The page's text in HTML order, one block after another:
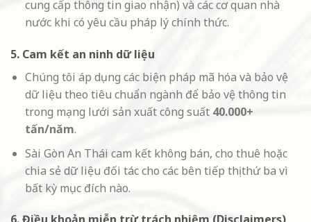
cung cấp thông tin giao nhận) và các cơ quan nhà
nước khi có yêu cầu pháp lý chính thức.
5. Cam kết an ninh dữ liệu
Chúng tôi áp dụng các biện pháp mã hóa và bảo vệ
dữ liệu theo tiêu chuẩn ngành để bảo vệ thông tin
trong mạng lưới sản xuất công suất 40.000+
tấn/năm.
Sài Gòn An Thái cam kết không bán, cho thuê hoặc
chia sẻ dữ liệu đối tác cho các bên tiếp thị thứ ba vì
bất kỳ mục đích nào.